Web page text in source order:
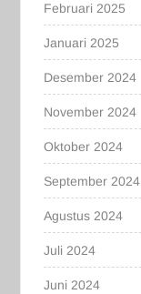
Februari 2025
Januari 2025
Desember 2024
November 2024
Oktober 2024
September 2024
Agustus 2024
Juli 2024
Juni 2024